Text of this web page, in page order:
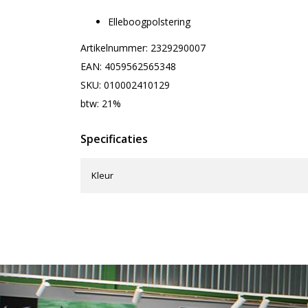
Elleboogpolstering
Artikelnummer: 2329290007
EAN: 4059562565348
SKU: 010002410129
btw: 21%
Specificaties
Kleur